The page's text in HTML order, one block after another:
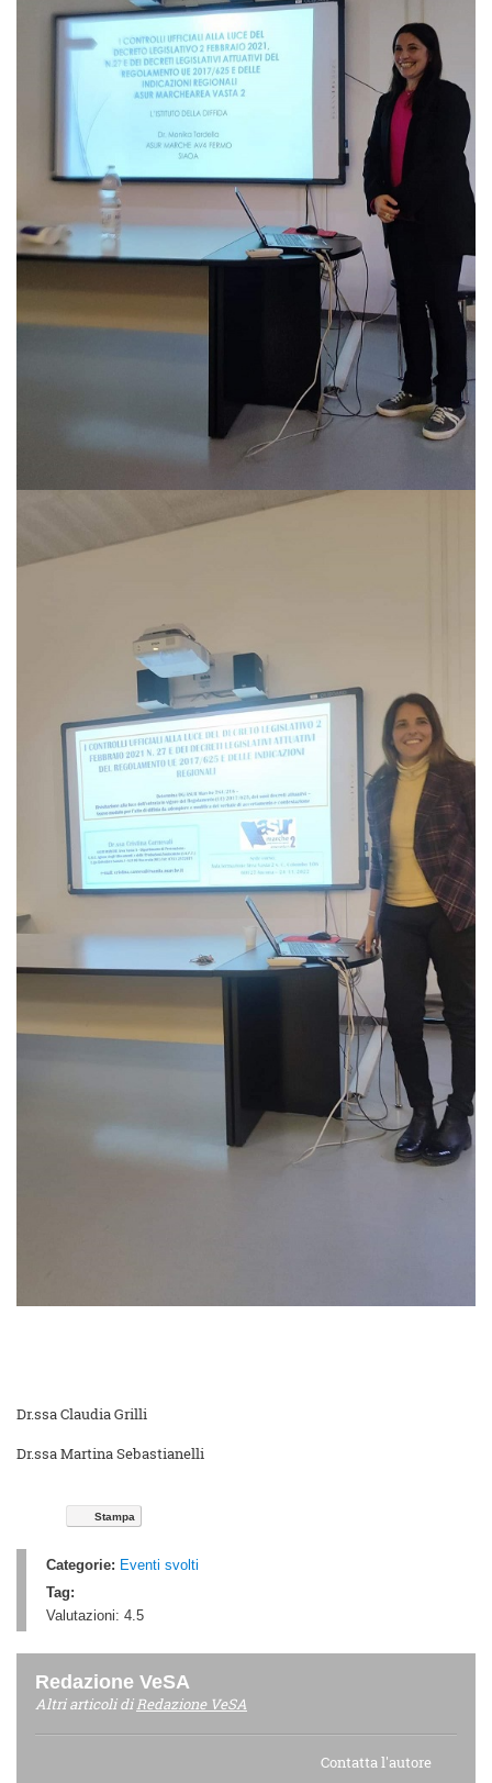
Dr.ssa Claudia Grilli
Dr.ssa Martina Sebastianelli
Stampa
Categorie: Eventi svolti
Tag:
Valutazioni: 4.5
Redazione VeSA
Altri articoli diRedazione VeSA
Contatta l'autore